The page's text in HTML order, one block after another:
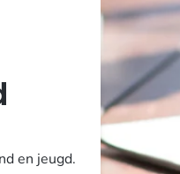
en jeugd.